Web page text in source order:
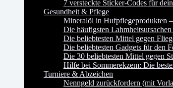
7 versteckte Sticker-Codes für
Gesundheit & Pflege
Mineralöl in Hufpflegeprodukten
Die häufigsten
Die beliebtesten Mittel gegen
Die beliebtesten Gadgets für den
Die 30 beliebtesten Mittel gegen
Hilfe bei Sommerekzem: Die
Turniere & Abzeichen
Nenngeld zurückfordern (mit